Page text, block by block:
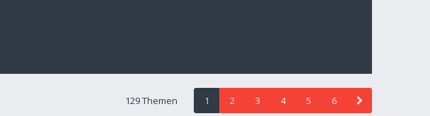
129 Themen 1 2 3 4 5 6